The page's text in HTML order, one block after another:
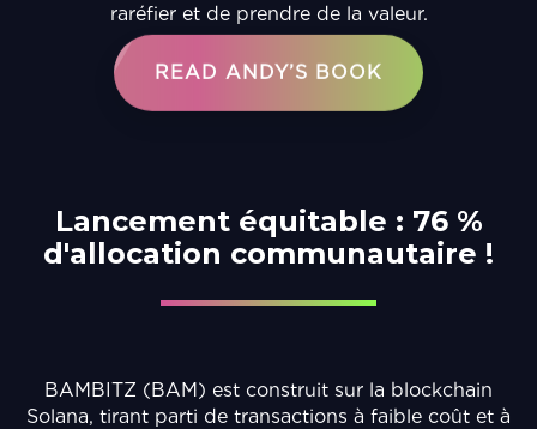
raréfier et de prendre de la valeur.
READ ANDY’S BOOK
Lancement équitable : 76 %
d'allocation communautaire !
BAMBITZ (BAM) est construit sur la blockchain
Solana, tirant parti de transactions à faible coût et à